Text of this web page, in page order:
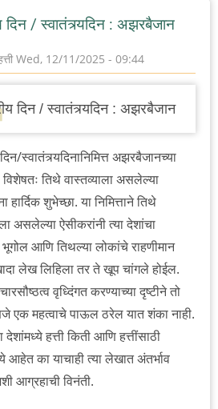
दिन / स्वातंत्र्यदिन : अझरबैजान
Wed, 12/11/2025 - 09:44
दिन / स्वातंत्र्यदिन : अझरबैजान
स्वातंत्र्यदिनानिमित्त अझरबैजानच्या
विशेषतः तिथे वास्तव्याला असलेल्या
हार्दिक शुभेच्छा. या निमित्ताने तिथे
असलेल्या ऐसीकरांनी त्या देशांचा
भूगोल आणि तिथल्या लोकांचे राहणीमान
लेख लिहिला तर ते खूप चांगले होईल.
वृध्दिंगत करण्याच्या दृष्टीने तो
एक महत्वाचे पाऊल ठरेल यात शंका नाही.
हत्ती किती आणि हत्तींसाठी
आहेत का याचाही त्या लेखात अंतर्भाव
आग्रहाची विनंती.